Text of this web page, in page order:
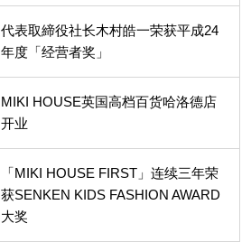
代表取締役社长木村皓一荣获平成24
年度「经营者奖」
MIKI HOUSE英国高档百货哈洛德店
开业
「MIKI HOUSE FIRST」连续三年荣
获SENKEN KIDS FASHION AWARD
大奖